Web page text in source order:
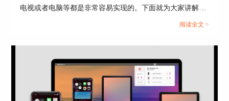
1.调整原视频清晰度
首先，需要解决外部因素，提前检查原视频是否模
频的画质进行提升，避免影响后续的投屏效果。
电视或者电脑等都是非常容易实现的。下面就为大家讲解手
机投屏电脑上怎么操作，手机投屏电脑上屏幕怎么变大的相
阅读全文 >